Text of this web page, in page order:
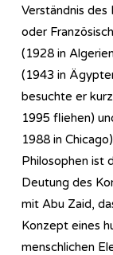
Verständnis des
oder
(1928 in
(1943 in
besuchte er
1995 fliehen)
1988 in
Philosophen ist
Deutung des
mit Abu Zaid,
Konzept eines
menschlichen